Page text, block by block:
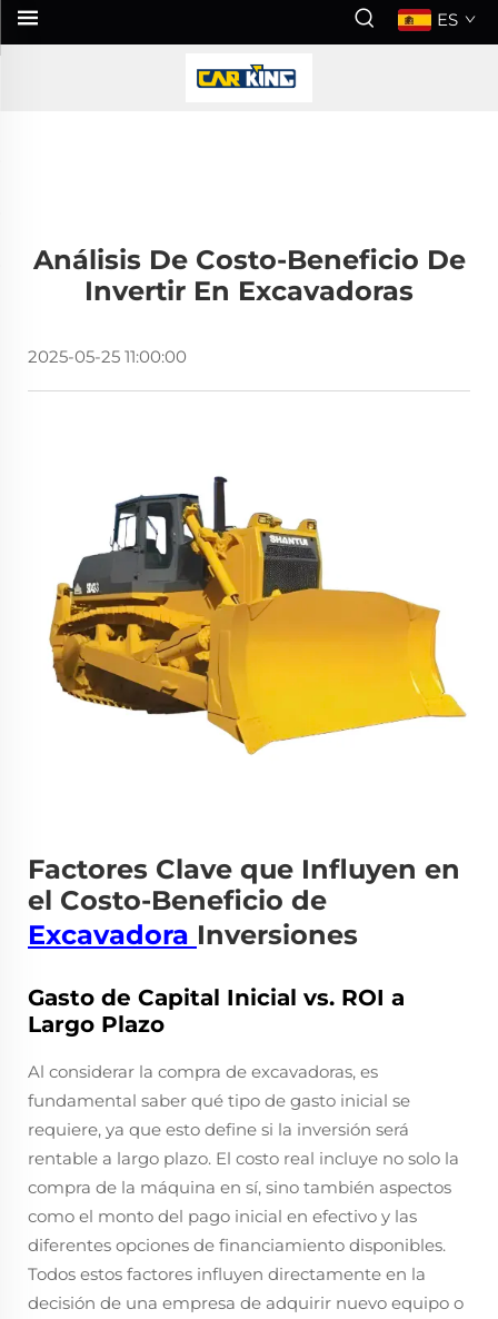
ES
Análisis De Costo-Beneficio De
Invertir En Excavadoras
2025-05-25 11:00:00
Factores Clave que Influyen en
el Costo-Beneficio de
Excavadora Inversiones
Gasto de Capital Inicial vs. ROI a
Largo Plazo
Al considerar la compra de excavadoras, es
fundamental saber qué tipo de gasto inicial se
requiere, ya que esto define si la inversión será
rentable a largo plazo. El costo real incluye no solo la
compra de la máquina en sí, sino también aspectos
como el monto del pago inicial en efectivo y las
diferentes opciones de financiamiento disponibles.
Todos estos factores influyen directamente en la
decisión de una empresa de adquirir nuevo equipo o